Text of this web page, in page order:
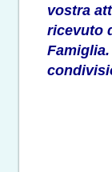
vostra
ricevuto